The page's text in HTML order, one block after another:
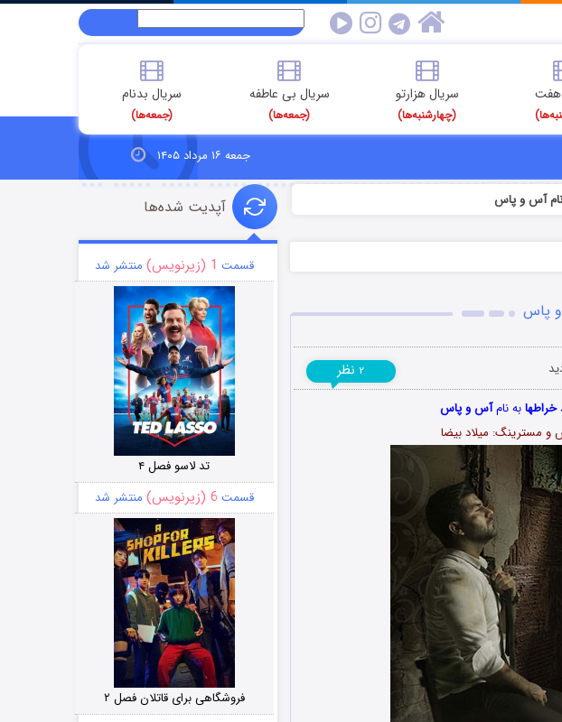
هفت سریال هزارتو
(چهارشنبه‌ها)
سریال بی عاطفه
(جمعه‌ها)
سریال بدنام
(جمعه‌ها)
جمعه ۱۶ مرداد ۱۴۰۵
آس و پاس
و پاس
۲ نظر
به نامآس و پاس
و مسترینگ: میلاد بیضا
آپدیت شده‌ها
قسمت 1 (زیرنویس) منتشر شد
تد لاسو فصل ۴
قسمت 6 (زیرنویس) منتشر شد
فروشگاهی برای قاتلان فصل ۲